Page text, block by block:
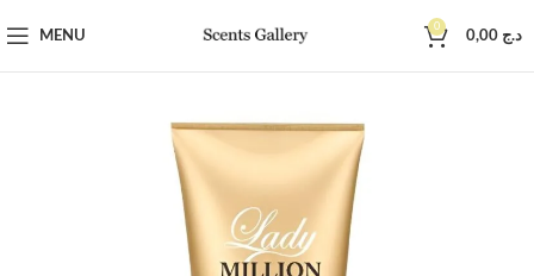
MENU
0
د.ج